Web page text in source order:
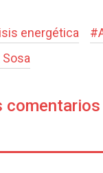
energética #
Sosa
comentarios